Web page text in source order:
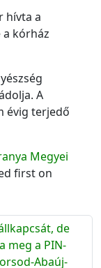
hívta a
kórház
A
évig terjedő
Megyei
first on
de
meg a PIN-
Abaúj-